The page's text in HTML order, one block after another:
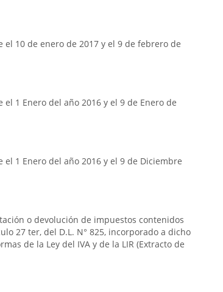
10 de enero de 2017 y el 9 de febrero de
1 Enero del año 2016 y el 9 de Enero de
1 Enero del año 2016 y el 9 de Diciembre
o devolución de impuestos contenidos
27 ter, del D.L. N° 825, incorporado a dicho
de la Ley del IVA y de la LIR (Extracto de